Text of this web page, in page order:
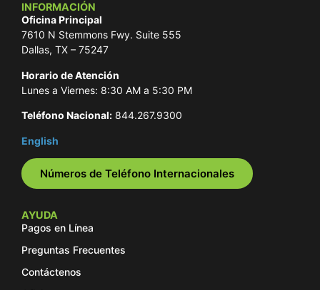
INFORMACIÓN
Oficina Principal
7610 N Stemmons Fwy. Suite 555
Dallas, TX – 75247
Horario de Atención
Lunes a Viernes: 8:30 AM a 5:30 PM
Teléfono Nacional: 844.267.9300
English
Números de Teléfono Internacionales
AYUDA
Pagos en Línea
Preguntas Frecuentes
Contáctenos